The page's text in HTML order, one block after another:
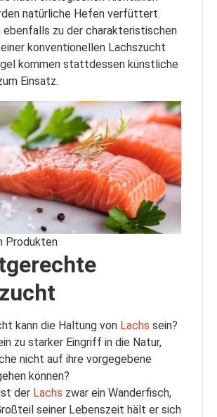
natürliche Hefen verfüttert.
ebenfalls zu der charakteristischen
einer konventionellen Lachszucht
kommen stattdessen künstliche
Einsatz.
Produkten
kann die Haltung von Lachs sein?
zu starker Eingriff in die Natur,
nicht auf ihre vorgegebene
können?
der Lachs zwar ein Wanderfisch,
seiner Lebenszeit hält er sich